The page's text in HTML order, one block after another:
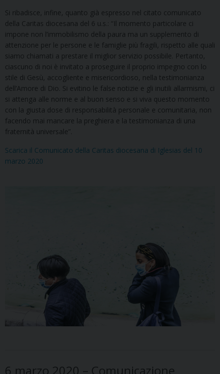
Si ribadisce, infine, quanto già espresso nel citato comunicato
della Caritas diocesana del 6 u.s.: “Il momento particolare ci
impone non l’immobilismo della paura ma un supplemento di
attenzione per le persone e le famiglie più fragili, rispetto alle quali
siamo chiamati a prestare il miglior servizio possibile. Pertanto,
ciascuno di noi è invitato a proseguire il proprio impegno con lo
stile di Gesù, accogliente e misericordioso, nella testimonianza
dell’Amore di Dio. Si evitino le false notizie e gli inutili allarmismi, ci
si attenga alle norme e al buon senso e si viva questo momento
con la giusta dose di responsabilità personale e comunitaria, non
facendo mai mancare la preghiera e la testimonianza di una
fraternità universale”.
Scarica il Comunicato della Caritas diocesana di Iglesias del 10
marzo 2020
6 marzo 2020 – Comunicazione